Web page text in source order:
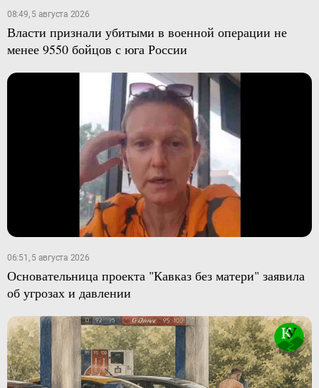
08:49, 5 августа 2026
Власти признали убитыми в военной операции не
менее 9550 бойцов с юга России
06:51, 5 августа 2026
Основательница проекта "Кавказ без матери" заявила
об угрозах и давлении